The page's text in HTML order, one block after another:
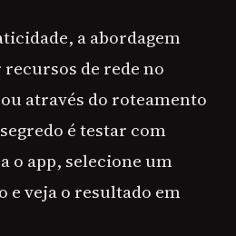
a abordagem
de rede no
através do roteamento
é testar com
o app, selecione um
e veja o resultado em